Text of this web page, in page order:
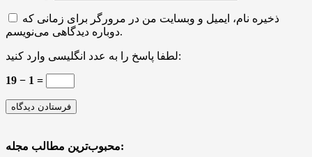
ذخیره نام، ایمیل و وبسایت من در مرورگر برای زمانی که
دوباره دیدگاهی می‌نویسم.
لطفا پاسخ را به عدد انگلیسی وارد کنید:
19 − 1 =
محبوب‌ترین مطالب مجله: